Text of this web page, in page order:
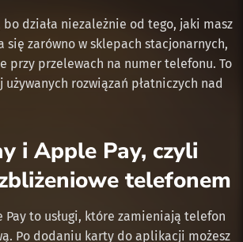
bo działa niezależnie od tego, jaki masz
się zarówno w sklepach stacjonarnych,
przy przelewach na numer telefonu. To
używanych rozwiązań płatniczych nad
i Apple Pay, czyli
telefonem
Pay to usługi, które zamieniają telefon
Po dodaniu karty do aplikacji możesz